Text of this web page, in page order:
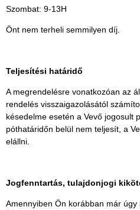
Szombat: 9-13H
Önt nem terheli semmilyen díj.
Teljesítési határidő
A megrendelésre vonatkozóan az
rendelés visszaigazolásától
késedelme esetén a Vevő jogosult
póthatáridőn belül nem teljesít, a
elállni.
Jogfenntartás, tulajdonjogi
Amennyiben Ön korábban már